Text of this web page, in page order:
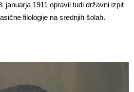
januarja 1911 opravil tudi državni izpit
filologije na srednjih šolah.